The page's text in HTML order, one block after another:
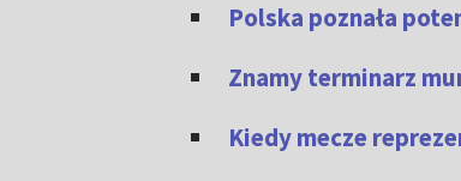
Polska poznała
Znamy terminarz
Kiedy mecze